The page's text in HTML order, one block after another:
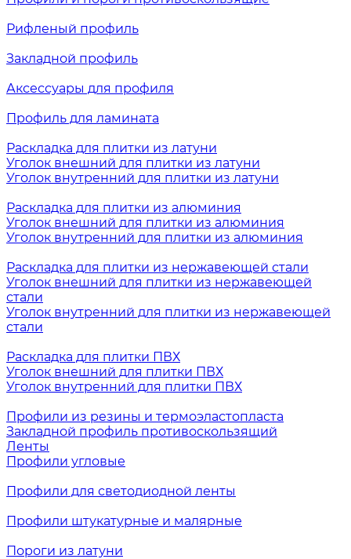
Рифленый профиль
Закладной профиль
Аксессуары для профиля
Профиль для ламината
Раскладка для плитки из латуни
Уголок внешний для плитки из латуни
Уголок внутренний для плитки из латуни
Раскладка для плитки из алюминия
Уголок внешний для плитки из алюминия
Уголок внутренний для плитки из алюминия
Раскладка для плитки из нержавеющей стали
Уголок внешний для плитки из нержавеющей
стали
Уголок внутренний для плитки из нержавеющей
стали
Раскладка для плитки ПВХ
Уголок внешний для плитки ПВХ
Уголок внутренний для плитки ПВХ
Профили из резины и термоэластопласта
Закладной профиль противоскользящий
Ленты
Профили угловые
Профили для светодиодной ленты
Профили штукатурные и малярные
Пороги из латуни